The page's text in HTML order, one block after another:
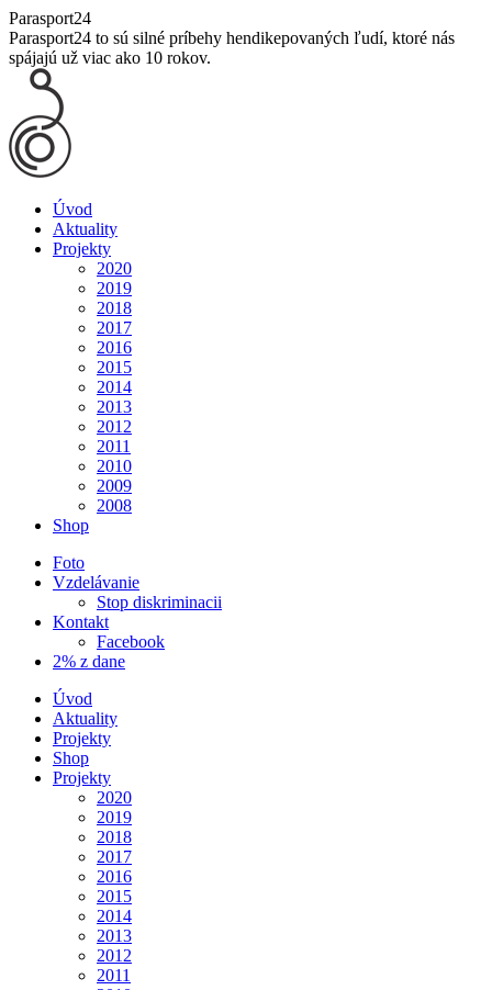
Skip
to
content
Parasport24
Parasport24 to sú silné príbehy hendikepovaných ľudí, ktoré nás
spájajú už viac ako 10 rokov.
Úvod
Aktuality
Projekty
2020
2019
2018
2017
2016
2015
2014
2013
2012
2011
2010
2009
2008
Shop
Foto
Vzdelávanie
Stop diskriminacii
Kontakt
Facebook
2% z dane
Úvod
Aktuality
Projekty
Shop
Projekty
2020
2019
2018
2017
2016
2015
2014
2013
2012
2011